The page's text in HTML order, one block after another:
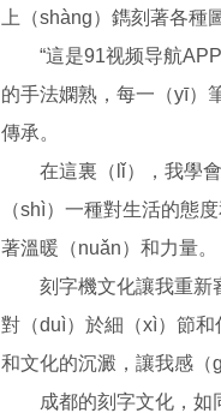
激光打標機光纖機（jī）二（èr）氧化碳激（jī）光雕刻機
上（shàng）鐫刻著各種
“這是91视频导航
的手法嫻熟，每一（yī）
傳承。
在這裏（lǐ），我學
（shì）一種對生活的態
著溫暖（nuǎn）和力量。
刻字機文化讓我重新
對（duì）於細（xì）節
和文化的沉澱，讓我感（
成都的刻字文化，